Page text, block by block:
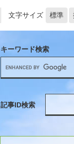
文字サイズ 標準
キーワード検索
記事ID検索